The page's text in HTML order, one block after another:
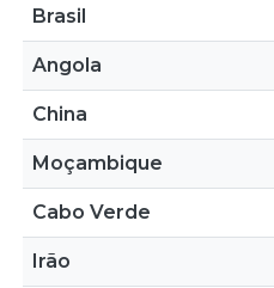
Brasil
Angola
China
Moçambique
Cabo Verde
Irão